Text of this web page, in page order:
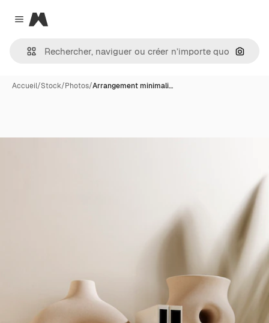
Close menu
Magnific
Accueil/Stock/Photos/Arrangement minimali…